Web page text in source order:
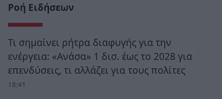
Ροή Ειδήσεων
Τι σημαίνει ρήτρα διαφυγής για την
ενέργεια: «Ανάσα» 1 δισ. έως το 2028 για
επενδύσεις, τι αλλάζει για τους πολίτες
18:41